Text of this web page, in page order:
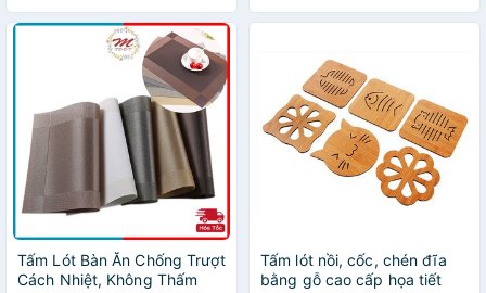
Tấm Lót Bàn Ăn Chống Trượt
Cách Nhiệt, Không Thấm
Tấm lót nồi, cốc, chén đĩa
bằng gỗ cao cấp họa tiết